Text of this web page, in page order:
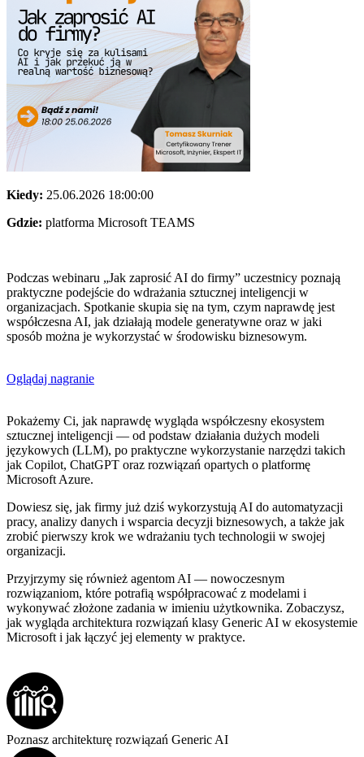
Kiedy: 25.06.2026 18:00:00
Gdzie: platforma Microsoft TEAMS
Podczas webinaru „Jak zaprosić AI do firmy” uczestnicy poznają
praktyczne podejście do wdrażania sztucznej inteligencji w
organizacjach. Spotkanie skupia się na tym, czym naprawdę jest
współczesna AI, jak działają modele generatywne oraz w jaki
sposób można je wykorzystać w środowisku biznesowym.
Oglądaj nagranie
Pokażemy Ci, jak naprawdę wygląda współczesny ekosystem
sztucznej inteligencji — od podstaw działania dużych modeli
językowych (LLM), po praktyczne wykorzystanie narzędzi takich
jak Copilot, ChatGPT oraz rozwiązań opartych o platformę
Microsoft Azure.
Dowiesz się, jak firmy już dziś wykorzystują AI do automatyzacji
pracy, analizy danych i wsparcia decyzji biznesowych, a także jak
zrobić pierwszy krok we wdrażaniu tych technologii w swojej
organizacji.
Przyjrzymy się również agentom AI — nowoczesnym
rozwiązaniom, które potrafią współpracować z modelami i
wykonywać złożone zadania w imieniu użytkownika. Zobaczysz,
jak wygląda architektura rozwiązań klasy Generic AI w ekosystemie
Microsoft i jak łączyć jej elementy w praktyce.
Poznasz architekturę rozwiązań Generic AI